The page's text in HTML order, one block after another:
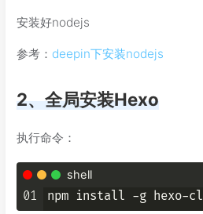
安装好nodejs
参考： deepin下安装nodejs
2、全局安装Hexo
执行命令：
shell
01